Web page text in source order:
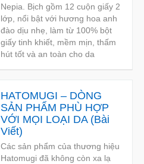
Nepia. Bịch gồm 12 cuộn giấy 2
lớp, nổi bật với hương hoa anh
đào dịu nhẹ, làm từ 100% bột
giấy tinh khiết, mềm mịn, thấm
hút tốt và an toàn cho da
HATOMUGI – DÒNG
SẢN PHẨM PHÙ HỢP
VỚI MỌI LOẠI DA(Bài
Viết)
Các sản phẩm của thương hiệu
Hatomugi đã không còn xa lạ